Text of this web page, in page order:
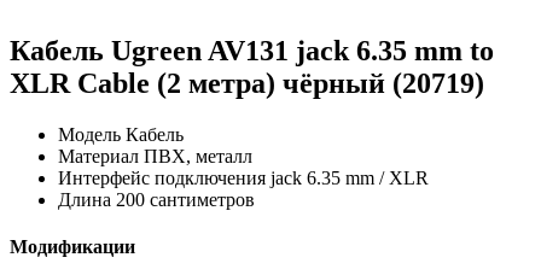
Кабель Ugreen AV131 jack 6.35 mm to
XLR Cable (2 метра) чёрный (20719)
Модель Кабель
Материал ПВХ, металл
Интерфейс подключения jack 6.35 mm / XLR
Длина 200 сантиметров
Модификации